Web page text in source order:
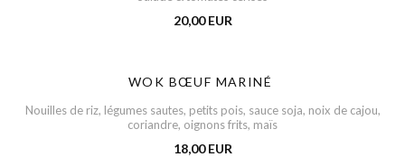
20,00 EUR
WOK BŒUF MARINÉ
Nouilles de riz, légumes sautes, petits pois, sauce soja, noix de cajou,
coriandre, oignons frits, maïs
18,00 EUR